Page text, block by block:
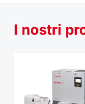
I nostri